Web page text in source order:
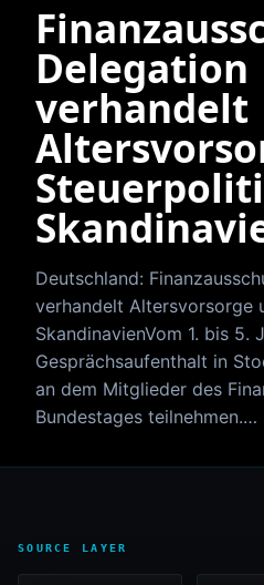
Delegation
verhandelt
Deutschland:
verhandelt Altersvorsorge
SkandinavienVom 1. bis 5.
Gesprächsaufenthalt in
an dem Mitglieder des
Bundestages teilnehmen.…
SOURCE LAYER